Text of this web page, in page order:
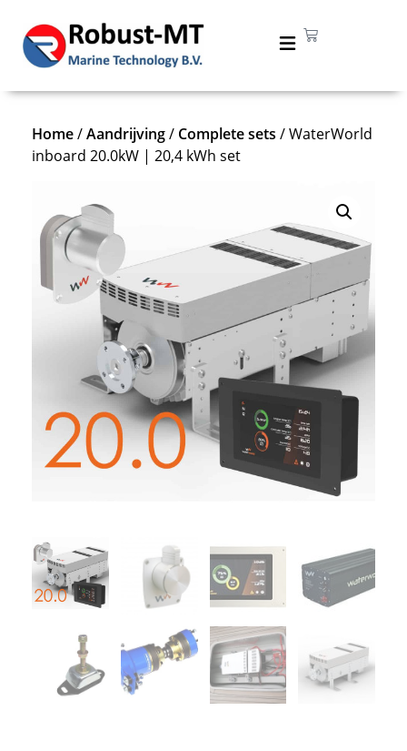
Home/Aandrijving/ Complete sets / WaterWorld
inboard 20.0kW | 20,4 kWh set